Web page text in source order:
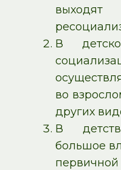
В
во
других
В
большое